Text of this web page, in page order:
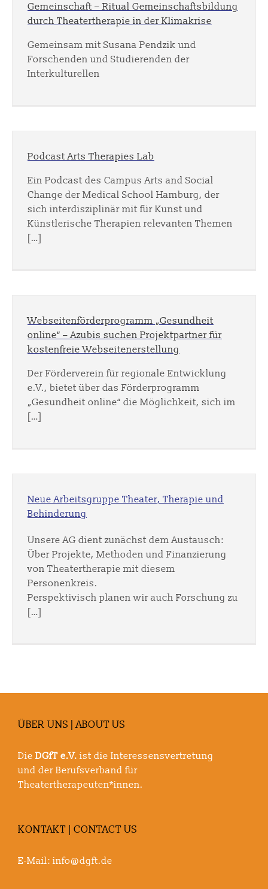
Gemeinschaft – Ritual Gemeinschaftsbildung
durch Theatertherapie in der Klimakrise
Gemeinsam mit Susana Pendzik und
Forschenden und Studierenden der
Interkulturellen
Podcast Arts Therapies Lab
Ein Podcast des Campus Arts and Social
Change der Medical School Hamburg, der
sich interdisziplinär mit für Kunst und
Künstlerische Therapien relevanten Themen
[…]
Webseitenförderprogramm „Gesundheit
online“ – Azubis suchen Projektpartner für
kostenfreie Webseitenerstellung
Der Förderverein für regionale Entwicklung
e.V., bietet über das Förderprogramm
„Gesundheit online“ die Möglichkeit, sich im
[…]
Neue Arbeitsgruppe Theater, Therapie und
Behinderung
Unsere AG dient zunächst dem Austausch:
Über Projekte, Methoden und Finanzierung
von Theatertherapie mit diesem
Personenkreis.
Perspektivisch planen wir auch Forschung zu
[…]
ÜBER UNS | ABOUT US
Die DGfT e.V. ist die Interessensvertretung
und der Berufsverband für
Theatertherapeuten*innen.
KONTAKT | CONTACT US
E-Mail: info@dgft.de